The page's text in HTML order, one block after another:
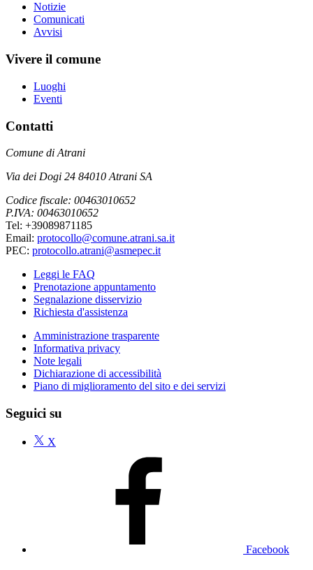
Notizie
Comunicati
Avvisi
Vivere il comune
Luoghi
Eventi
Contatti
Comune di Atrani
Via dei Dogi 24 84010 Atrani SA
Codice fiscale: 00463010652
P.IVA: 00463010652
Tel: +39089871185
Email: protocollo@comune.atrani.sa.it
PEC: protocollo.atrani@asmepec.it
Leggi le FAQ
Prenotazione appuntamento
Segnalazione disservizio
Richiesta d'assistenza
Amministrazione trasparente
Informativa privacy
Note legali
Dichiarazione di accessibilità
Piano di miglioramento del sito e dei servizi
Seguici su
X
Facebook